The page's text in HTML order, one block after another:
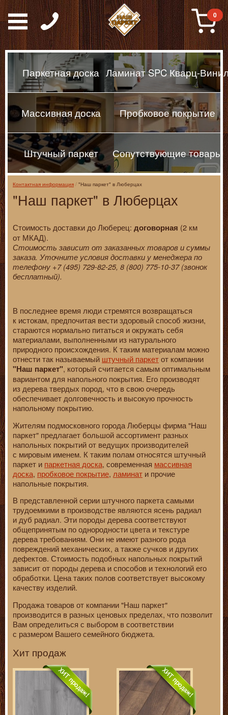
Паркет, Штучный
0
Паркетная доска Ламинат SPC Кварц-
Массивная доска Пробковое покрытие
Штучный паркет Сопутствующие товары
Контактная информация "Наш паркет" в Люберцах
"Наш паркет" в Люберцах
Стоимость доставки до Люберец: договорная (2 км
от МКАД).
Стоимость зависит от заказанных товаров и суммы
заказа. Уточните условия доставки у менеджера по
телефону +7 (495) 729-82-25, 8 (800) 775-10-37 (звонок
бесплатный).
В последнее время люди стремятся возвращаться
к истокам, предпочитая вести здоровый способ жизни,
стараются нормально питаться и окружать себя
материалами, выполненными из натурального
природного происхождения. К таким материалам можно
отнести так называемый штучный паркетот компании
"Наш паркет", который считается самым оптимальным
вариантом для напольного покрытия. Его производят
из дерева твердых пород, что в свою очередь
обеспечивает долговечность и высокую прочность
напольному покрытию.
Жителям подмосковного города Люберцы фирма "Наш
паркет" предлагает большой ассортимент разных
напольных покрытий от ведущих производителей
с мировым именем. К таким полам относятся штучный
паркет и паркетная доска, современная массивная
доска, пробковое покрытие, ламинат и прочие
напольные покрытия.
В представленной серии штучного паркета самыми
трудоемкими в производстве являются ясень радиал
и дуб радиал. Эти породы дерева соответствуют
общепринятым по однородности цвета и текстуре
дерева требованиям. Они не имеют разного рода
повреждений механических, а также сучков и других
дефектов. Стоимость подобных напольных покрытий
зависит от породы дерева и способов и технологий его
обработки. Цена таких полов соответствует высокому
качеству изделий.
Продажа товаров от компании "Наш паркет"
производится в разных ценовых пределах, что позволит
Вам определиться с выбором в соответствии
с размером Вашего семейного бюджета.
Хит продаж